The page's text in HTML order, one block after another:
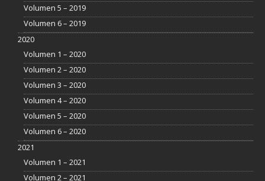
Volumen 5 – 2019
Volumen 6 – 2019
2020
Volumen 1 – 2020
Volumen 2 – 2020
Volumen 3 – 2020
Volumen 4 – 2020
Volumen 5 – 2020
Volumen 6 – 2020
2021
Volumen 1 – 2021
Volumen 2 – 2021